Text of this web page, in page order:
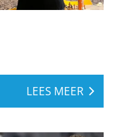
LEES MEER